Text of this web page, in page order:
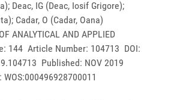
Deac, IG (Deac, Iosif Grigore);
Cadar, O (Cadar, Oana)
ANALYTICAL AND APPLIED
144 Article Number: 104713 DOI:
Published: NOV 2019